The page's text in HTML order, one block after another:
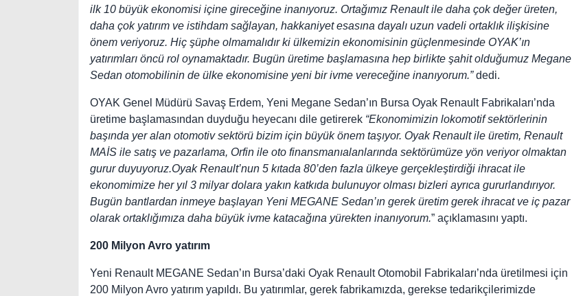
ilk 10 büyük ekonomisi içine gireceğine inanıyoruz. Ortağımız Renault ile daha çok değer üreten,
daha çok yatırım ve istihdam sağlayan, hakkaniyet esasına dayalı uzun vadeli ortaklık ilişkisine
önem veriyoruz. Hiç şüphe olmamalıdır ki ülkemizin ekonomisinin güçlenmesinde OYAK’ın
yatırımları öncü rol oynamaktadır. Bugün üretime başlamasına hep birlikte şahit olduğumuz Megane
Sedan otomobilinin de ülke ekonomisine yeni bir ivme vereceğine inanıyorum.”dedi.
OYAK Genel Müdürü Savaş Erdem, Yeni Megane Sedan’ın Bursa Oyak Renault Fabrikaları’nda
üretime başlamasından duyduğu heyecanı dile getirerek “Ekonomimizin lokomotif sektörlerinin
başında yer alan otomotiv sektörü bizim için büyük önem taşıyor. Oyak Renault ile üretim, Renault
MAİS ile satış ve pazarlama, Orfin ile oto finansmanıalanlarında sektörümüze yön veriyor olmaktan
gurur duyuyoruz.Oyak Renault’nun 5 kıtada 80’den fazla ülkeye gerçekleştirdiği ihracat ile
ekonomimize her yıl 3 milyar dolara yakın katkıda bulunuyor olması bizleri ayrıca gururlandırıyor.
Bugün bantlardan inmeye başlayan Yeni MEGANE Sedan’ın gerek üretim gerek ihracat ve iç pazar
olarak ortaklığımıza daha büyük ivme katacağına yürekten inanıyorum.” açıklamasını yaptı.
200 Milyon Avro yatırım
Yeni Renault MEGANE Sedan’ın Bursa’daki Oyak Renault Otomobil Fabrikaları’nda üretilmesi için
200 Milyon Avro yatırım yapıldı. Bu yatırımlar, gerek fabrikamızda, gerekse tedarikçilerimizde